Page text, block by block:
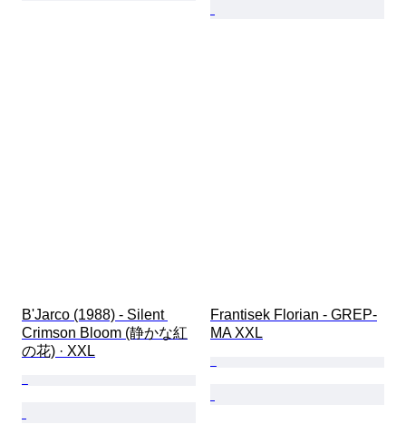
B'Jarco (1988) - Silent
Crimson Bloom (静かな紅
の花) · XXL
Frantisek Florian - GREP-
MA XXL